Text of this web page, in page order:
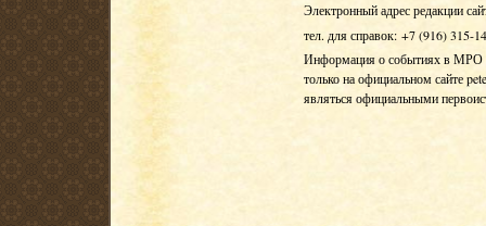
Электронный адрес редакции
тел. для справок: +7 (916) 315-
Информация о событиях в МРО
только на официальном сайте
являться официальными